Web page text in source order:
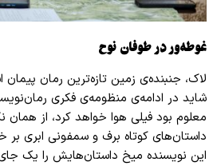
غوطه‌ور در طوفان نوح
لاک، جنبنده‌ی زمین تازه‌ترین رمان
شاید در ادامه‌ی منظومه‌ی فکری
معلوم بود فیلی هوا خواهد کرد، از همان
داستان‌های کوتاه برف و سمفونی ابری بر
این نویسنده میخ داستان‌هایش را یک